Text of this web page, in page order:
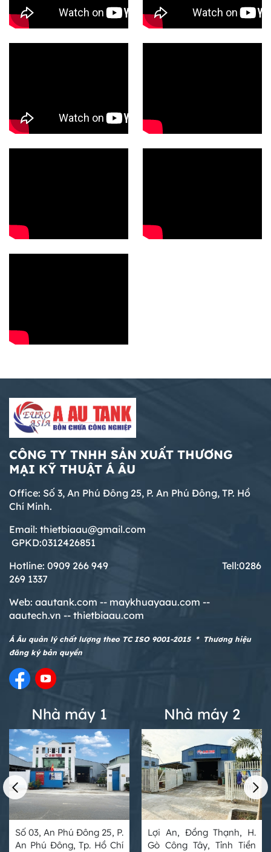
CÔNG TY TNHH SẢN XUẤT THƯƠNG
MẠI KỸ THUẬT Á ÂU
Office: Số 3, An Phú Đông 25, P. An Phú Đông, TP. Hồ
Chí Minh.
Email: thietbiaau@gmail.com
GPKD:0312426851
Hotline: 0909 266 949 Tell:0286
269 1337
Web: aautank.com -- maykhuayaau.com --
aautech.vn -- thietbiaau.com
Á Âu quản lý chất lượng theo TC ISO 9001-2015 * Thương hiệu
đăng ký bản quyền
Nhà máy 1
Số 03, An Phú Đông 25, P.
An Phú Đông, Tp. Hồ Chí
Nhà máy 2
Lợi An, Đồng Thạnh, H.
Gò Công Tây, Tỉnh Tiền